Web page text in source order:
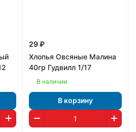
29 ₽
Хлопья Овсяные Малина
40гр Гудвилл 1/17
В наличии
В корзину